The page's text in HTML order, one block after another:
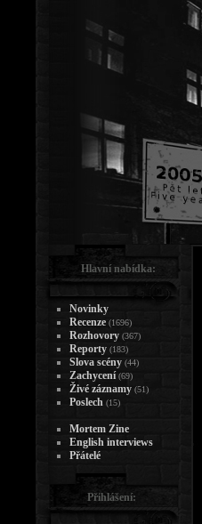
Hlavní nabídka:
Novinky
Recenze (1696)
Rozhovory (367)
Reporty (183)
Slova scény (44)
Zachycení (69)
Živé záznamy (51)
Poslech (15)
Mortem Zine
English interviews
Přátelé
Přihlášení: